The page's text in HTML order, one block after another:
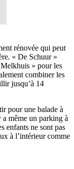
rénovée qui peut
« De Schuur »
» pour les
combiner les
jusqu’à 14
pour une balade à
même un parking à
enfants ne sont pas
à l’intérieur comme